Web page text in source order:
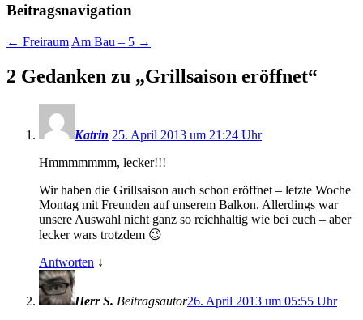
Beitragsnavigation
← Freiraum Am Bau – 5 →
2 Gedanken zu „Grillsaison eröffnet“
Katrin 25. April 2013 um 21:24 Uhr
Hmmmmmmm, lecker!!!
Wir haben die Grillsaison auch schon eröffnet – letzte Woche
Montag mit Freunden auf unserem Balkon. Allerdings war
unsere Auswahl nicht ganz so reichhaltig wie bei euch – aber
lecker wars trotzdem 😉
Antworten ↓
Herr S. Beitragsautor26. April 2013 um 05:55 Uhr